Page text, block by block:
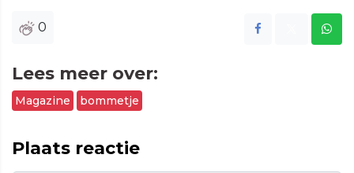
0
Lees meer over:
Magazine bommetje
Plaats reactie